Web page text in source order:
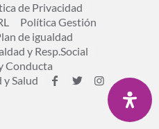
de Privacidad
Política Gestión
de igualdad
y Resp.Social
Conducta
y Salud